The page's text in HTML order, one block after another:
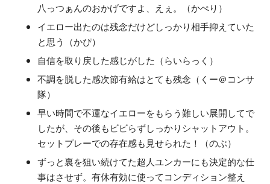
八っつぁんのおかげですよ、えぇ。（かぺり）
イエロー出たのは残念だけどしっかり相手抑えていた
と思う（かぴ）
自信を取り戻した感じがした（らいらっく）
不調を脱した感次節有給はとても残念（くー＠コンサ
隊）
早い時間で不運なイエローをもらう難しい展開してで
したが、その後もビビらずしっかりシャットアウト。
セットプレーでの存在感も見せられた！（のぶ）
ずっと裏を狙い続けてた超人ユンカーにも決定的な仕
事はさせず。有休有効に使ってコンディション整え